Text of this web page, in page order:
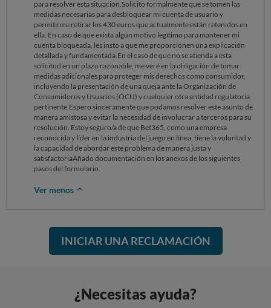
para resolver esta situación.Solicito formalmente que se tomen las
medidas necesarias para desbloquear mi cuenta de usuario y
permitirme retirar los 430 euros que actualmente están retenidos en
ella. En caso de que exista algún motivo legítimo para mantener mi
cuenta bloqueada, les insto a que me proporcionen una explicación
detallada y fundamentada.En el caso de que no se atienda a esta
solicitud en un plazo razonable, me veré en la obligación de tomar
medidas adicionales para proteger mis derechos como consumidor,
incluyendo la presentación de una queja ante la Organización de
Consumidores y Usuarios (OCU) y cualquier otra entidad regulatoria
pertinente.Espero sinceramente que podamos resolver este asunto de
manera amistosa y evitar la necesidad de involucrar a terceros para su
resolución. Estoy seguro/a de que Bet365, como una empresa
reconocida y líder en la industria del juego en línea, tiene la voluntad y
la capacidad de abordar este problema de manera justa y
satisfactoriaAñado documentación en los anexos de los siguientes
pasos del formulario.
Ver menos
INICIAR UNA RECLAMACIÓN
¿Necesitas ayuda?